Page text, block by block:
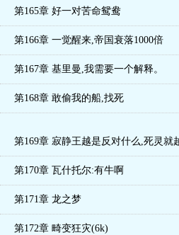
第165章 好一对苦命鸳鸯
第166章 一觉醒来,帝国衰落1000倍
第167章 基里曼,我需要一个解释。
第168章 敢偷我的船,找死
第169章 寂静王越是反对什么,死灵就
(二合一)
第170章 瓦什托尔:有牛啊
第171章 龙之梦
第172章 畸变狂灾(6k)